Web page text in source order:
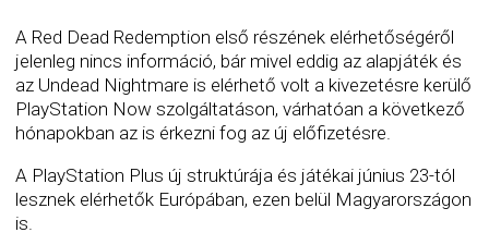
A Red Dead Redemption első részének elérhetőségéről
jelenleg nincs információ, bár mivel eddig az alapjáték és
az Undead Nightmare is elérhető volt a kivezetésre kerülő
PlayStation Now szolgáltatáson, várhatóan a következő
hónapokban az is érkezni fog az új előfizetésre.
A PlayStation Plus új struktúrája és játékai június 23-tól
lesznek elérhetők Európában, ezen belül Magyarországon
is.